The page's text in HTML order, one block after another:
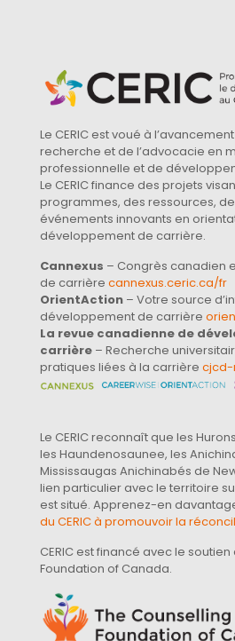
Le CERIC est voué à
recherche et de l’advocacie en
professionnelle et de
Le CERIC finance des projets
programmes, des ressources,
événements innovants en
développement de carrière.
Cannexus – Congrès canadien
de carrière cannexus.ceric.ca/fr
OrientAction – Votre source
développement de carrière
La revue canadienne de
carrière – Recherche
pratiques liées à la carrière cjcd-
Le CERIC reconnaît que les
les Haundenosaunee, les
Mississaugas Anichinabés de
lien particulier avec le territoire
est situé. Apprenez-en
du CERIC à promouvoir la
CERIC est financé avec le
Foundation of Canada.